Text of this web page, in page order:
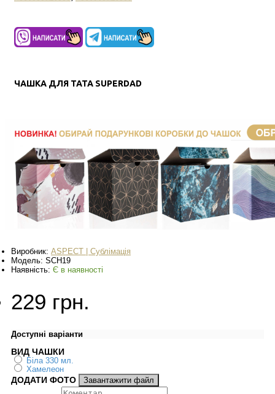
ЧАШКА ДЛЯ ТАТА SUPERDAD
Виробник: ASPECT | Сублімація
Модель: SCH19
Наявність: Є в наявності
229 грн.
Доступні варіанти
ВИД ЧАШКИ
Біла 330 мл.
Хамелеон
ДОДАТИ ФОТО Завантажити файл